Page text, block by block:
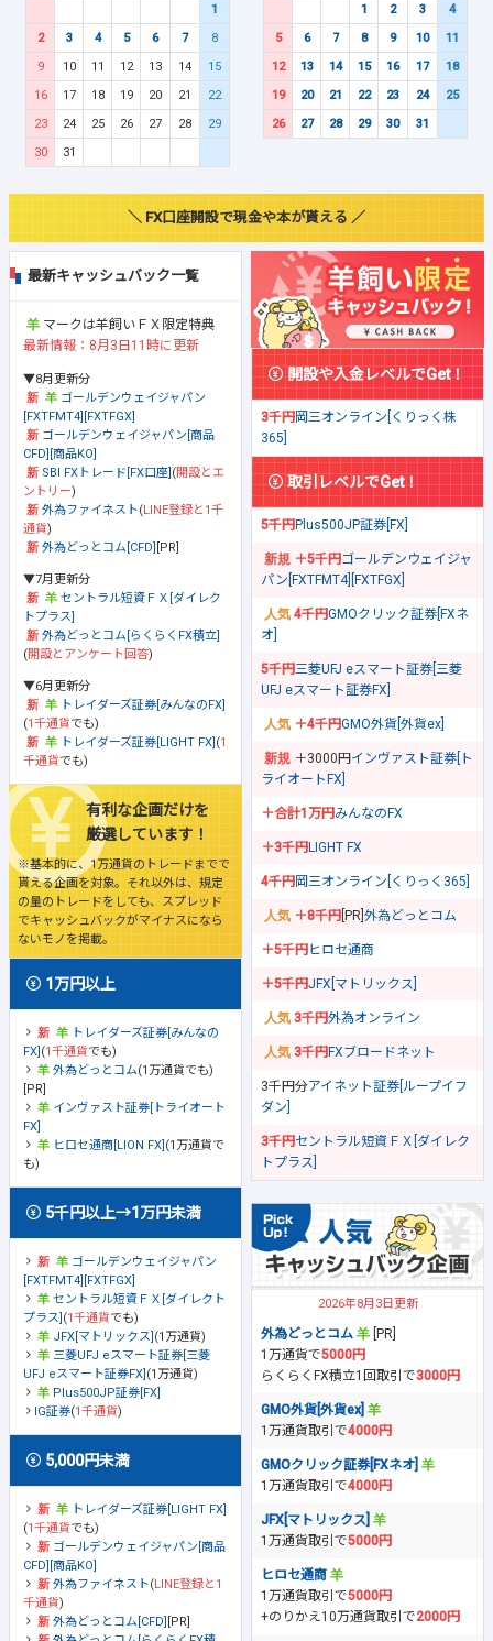
1
2
3 4 5 6 7
8
9
10 11 12 13 14
15
16
17 18 19 20 21
22
23
24 25 26 27 28
29
30
31
1
2 3
4
5
6 7 8 9 10
11
12
13 14 15 16 17
18
19
20 21 22 23 24
25
26
27 28 29 30 31
＼ FX口座開設で現金や本が貰える ／
最新キャッシュバック一覧
マークは羊飼いＦＸ限定特典
最新情報：8月3日11時に更新
▼8月更新分
ゴールデンウェイジャパン
[FXTFMT4][FXTFGX]
ゴールデンウェイジャパン[商品
CFD][商品KO]
SBI FXトレード[FX口座] (開設とエ
ントリー)
外為ファイネスト(LINE登録と1千
通貨)
外為どっとコム[CFD] [PR]
▼7月更新分
セントラル短資ＦＸ[ダイレク
トプラス]
外為どっとコム[らくらくFX積立]
(開設とアンケート回答)
▼6月更新分
トレイダーズ証券[みんなのFX]
(1千通貨でも)
トレイダーズ証券[LIGHT FX] (1
千通貨でも)
有利な企画だけを
厳選しています！
※基本的に、1万通貨のトレードまでで
貰える企画を対象。それ以外は、規定
の量のトレードをしても、スプレッド
でキャッシュバックがマイナスになら
ないモノを掲載。
1万円以上
トレイダーズ証券[みんなの
FX] (1千通貨でも)
外為どっとコム(1万通貨でも)
[PR]
インヴァスト証券[トライオート
FX]
ヒロセ通商[LION FX] (1万通貨で
も)
5千円以上→1万円未満
ゴールデンウェイジャパン
[FXTFMT4][FXTFGX]
セントラル短資ＦＸ[ダイレクト
プラス] (1千通貨でも)
JFX[マトリックス] (1万通貨)
三菱UFJ eスマート証券[三菱
UFJ eスマート証券FX] (1万通貨)
Plus500JP証券[FX]
IG証券(1千通貨)
5,000円未満
トレイダーズ証券[LIGHT FX]
(1千通貨でも)
ゴールデンウェイジャパン[商品
CFD][商品KO]
外為ファイネスト(LINE登録と1
千通貨)
外為どっとコム[CFD] [PR]
開設や入金レベルでGet！
3千円岡三オンライン[くりっく株
365]
取引レベルでGet！
5千円Plus500JP証券[FX]
＋5千円ゴールデンウェイジャ
パン[FXTFMT4][FXTFGX]
4千円GMOクリック証券[FXネ
オ]
5千円三菱UFJ eスマート証券[三菱
UFJ eスマート証券FX]
＋4千円GMO外貨[外貨ex]
＋3000円 インヴァスト証券[ト
ライオートFX]
＋合計1万円みんなのFX
＋3千円LIGHT FX
4千円岡三オンライン[くりっく365]
＋8千円 [PR] 外為どっとコム
＋5千円ヒロセ通商
＋5千円JFX[マトリックス]
3千円外為オンライン
3千円FXブロードネット
3千円分アイネット証券[ループイフ
ダン]
3千円セントラル短資ＦＸ[ダイレク
トプラス]
2026年8月3日更新
外為どっとコム
[PR]
1万通貨で5000円
らくらくFX積立1回取引で3000円
GMO外貨[外貨ex]
1万通貨取引で4000円
GMOクリック証券[FXネオ]
1万通貨取引で4000円
JFX[マトリックス]
1万通貨取引で5000円
ヒロセ通商
1万通貨取引で5000円
+のりかえ10万通貨取引で2000円